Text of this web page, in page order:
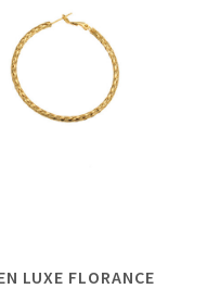
LUXE FLORANCE